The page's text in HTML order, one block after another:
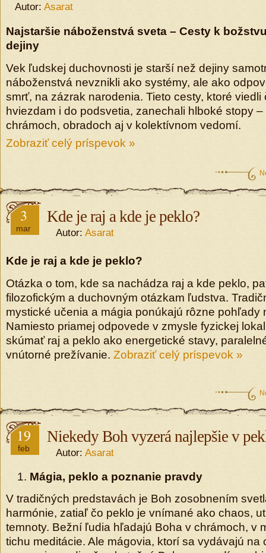
Autor: Asarat
Najstaršie náboženstvá sveta – Cesty k
dejiny
Vek ľudskej duchovnosti je starší než dejiny
náboženstvá nevznikli ako systémy, ale ako
smrť, na zázrak narodenia. Tieto cesty, ktoré viedli
hviezdam i do podsvetia, zanechali hlboké stopy
chrámoch, obradoch aj v kolektívnom vedomí.
Zobraziť celý príspevok »
3
mar
Kde je raj a kde je peklo?
Autor: Asarat
Kde je raj a kde je peklo?
Otázka o tom, kde sa nachádza raj a kde peklo,
filozofickým a duchovným otázkam ľudstva.
mystické učenia a mágia ponúkajú rôzne pohľady
Namiesto priamej odpovede v zmysle fyzickej
skúmať raj a peklo ako energetické stavy,
vnútorné prežívanie. Zobraziť celý príspevok »
19
feb
Niekedy Boh vyzerá najlepšie v
Autor: Asarat
Mágia, peklo a poznanie pravdy
V tradičných predstavách je Boh zosobnením
harmónie, zatiaľ čo peklo je vnímané ako chaos,
temnoty. Bežní ľudia hľadajú Boha v chrámoch, v
tichu meditácie. Ale mágovia, ktorí sa vydávajú na